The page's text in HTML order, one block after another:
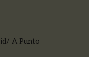
A Punto